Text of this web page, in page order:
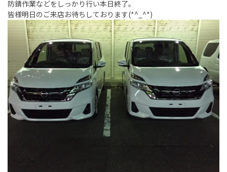
防錆作業などをしっかり行い本日終了。
皆様明日のご来店お待ちしております(*^_^*)